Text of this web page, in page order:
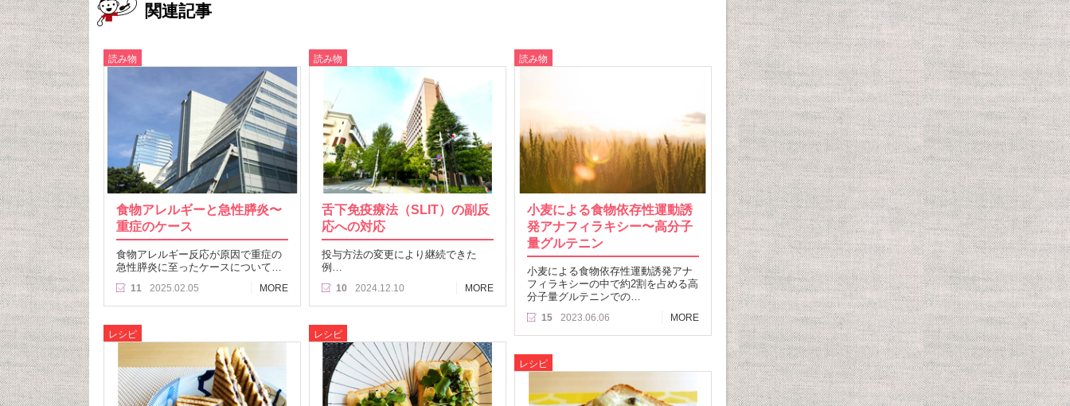
関連記事
読み物
食物アレルギーと急性膵炎〜
重症のケース
食物アレルギー反応が原因で重症の
急性膵炎に至ったケースについて…
11 2025.02.05 MORE
読み物
舌下免疫療法（SLIT）の副反
応への対応
投与方法の変更により継続できた
例…
10 2024.12.10 MORE
読み物
小麦による食物依存性運動誘
発アナフィラキシー〜高分子
量グルテニン
小麦による食物依存性運動誘発アナ
フィラキシーの中で約2割を占める高
分子量グルテニンでの…
15 2023.06.06
MORE
レシピ
レシピ
レシピ